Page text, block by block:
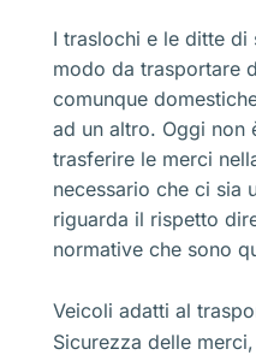
I traslochi e le ditte
modo da trasportare
comunque
ad un altro. Oggi non
trasferire le merci
necessario che ci sia
riguarda il rispetto
normative che sono
Veicoli adatti al
Sicurezza delle